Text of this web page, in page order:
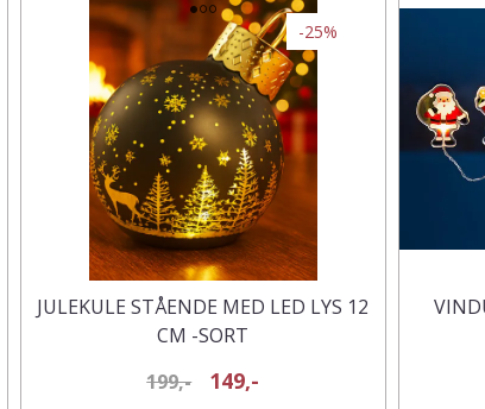
-25%
JULEKULE STÅENDE MED LED LYS 12
CM -SORT
199,-
149,-